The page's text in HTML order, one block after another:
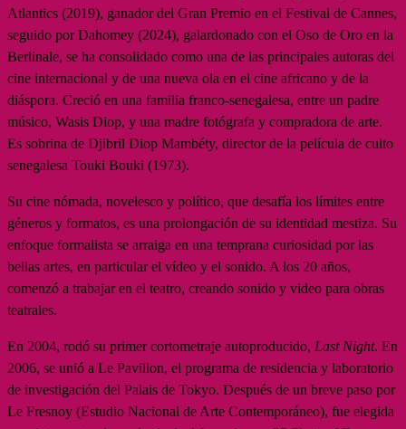
Atlantics (2019), ganador del Gran Premio en el Festival de Cannes,
seguido por Dahomey (2024), galardonado con el Oso de Oro en la
Berlinale, se ha consolidado como una de las principales autoras del
cine internacional y de una nueva ola en el cine africano y de la
diáspora. Creció en una familia franco-senegalesa, entre un padre
músico, Wasis Diop, y una madre fotógrafa y compradora de arte.
Es sobrina de Djibril Diop Mambéty, director de la película de culto
senegalesa Touki Bouki (1973).
Su cine nómada, novelesco y político, que desafía los límites entre
géneros y formatos, es una prolongación de su identidad mestiza. Su
enfoque formalista se arraiga en una temprana curiosidad por las
bellas artes, en particular el vídeo y el sonido. A los 20 años,
comenzó a trabajar en el teatro, creando sonido y video para obras
teatrales.
En 2004, rodó su primer cortometraje autoproducido, Last Night. En
2006, se unió a Le Pavillon, el programa de residencia y laboratorio
de investigación del Palais de Tokyo. Después de un breve paso por
Le Fresnoy (Estudio Nacional de Arte Contemporáneo), fue elegida